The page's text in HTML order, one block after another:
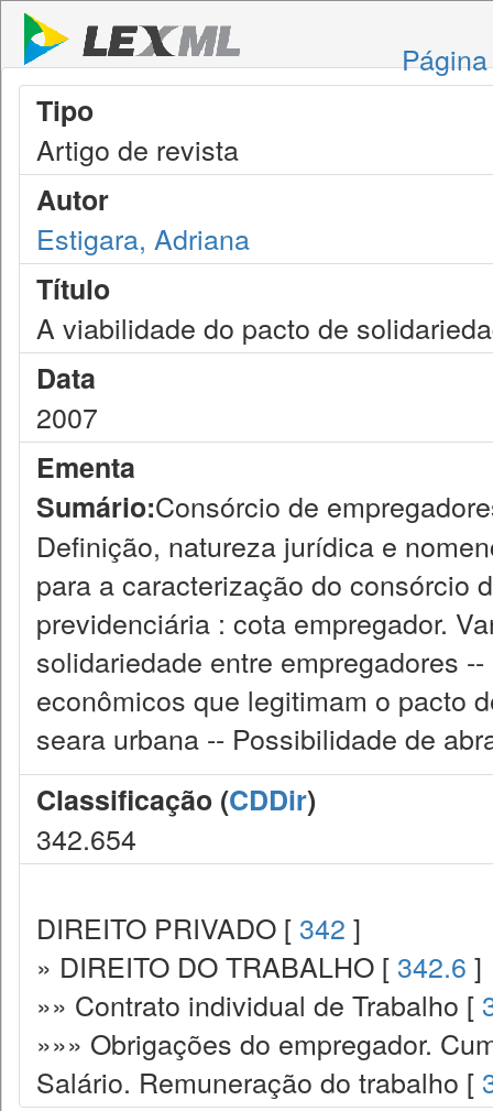
Tipo
Artigo de revista
Autor
Estigara, Adriana
Título
A viabilidade do pacto de
Data
2007
Ementa
Sumário:Consórcio de
Definição, natureza jurídica e
para a caracterização do consórcio
previdenciária : cota empregador.
solidariedade entre empregadores
econômicos que legitimam o pacto
seara urbana -- Possibilidade de
Classificação (CDDir)
342.654
DIREITO PRIVADO [ 342 ]
» DIREITO DO TRABALHO [ 342.6 ]
»» Contrato individual de Trabalho [
»»» Obrigações do empregador.
Salário. Remuneração do trabalho [